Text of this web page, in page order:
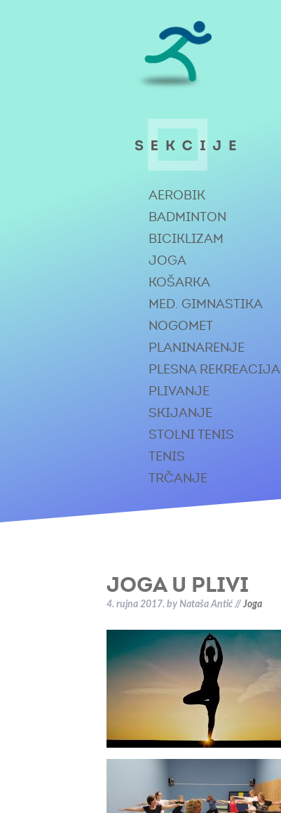
AEROBIK
BADMINTON
BICIKLIZAM
JOGA
KOŠARKA
MED. GIMNASTIKA
NOGOMET
PLANINARENJE
PLESNA REKREACIJA
PLIVANJE
SKIJANJE
STOLNI TENIS
TENIS
TRČANJE
JOGA U PLIVI
4. rujna 2017. by Nataša Antić //Joga